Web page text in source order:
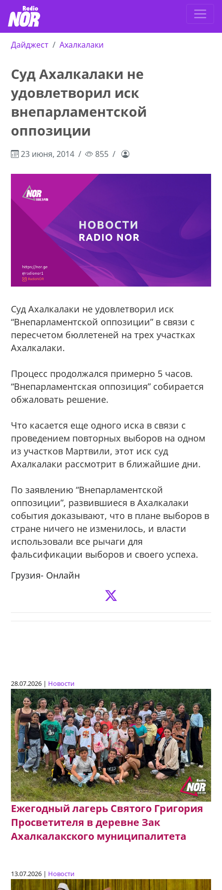
Дайджест Ахалкалаки
Суд Ахалкалаки не
удовлетворил иск
внепарламентской
оппозиции
23 июня, 2014 855
Суд Ахалкалаки не удовлетворил иск
“Внепарламентской оппозиции” в связи с
пересчетом бюллетеней на трех участках
Ахалкалаки.
Процесс продолжался примерно 5 часов.
“Внепарламентская оппозиция” собирается
обжаловать решение.
Что касается еще одного иска в связи с
проведением повторных выборов на одном
из участков Мартвили, этот иск суд
Ахалкалаки рассмотрит в ближайшие дни.
По заявлению “Внепарламентской
оппозиции”, развившиеся в Ахалкалаки
события доказывают, что в плане выборов в
стране ничего не изменилось, и власти
использовали все рычаги для
фальсификации выборов и своего успеха.
Грузия- Онлайн
28.07.2026 | Новости
Ежегодный лагерь Святого Григория
Просветителя в деревне Зак
Ахалкалакского муниципалитета
13.07.2026 | Новости